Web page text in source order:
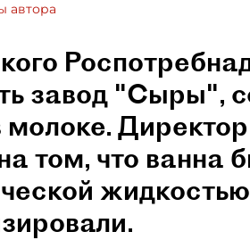
автора
завод "Сыры",
молоке.
том, что ванна